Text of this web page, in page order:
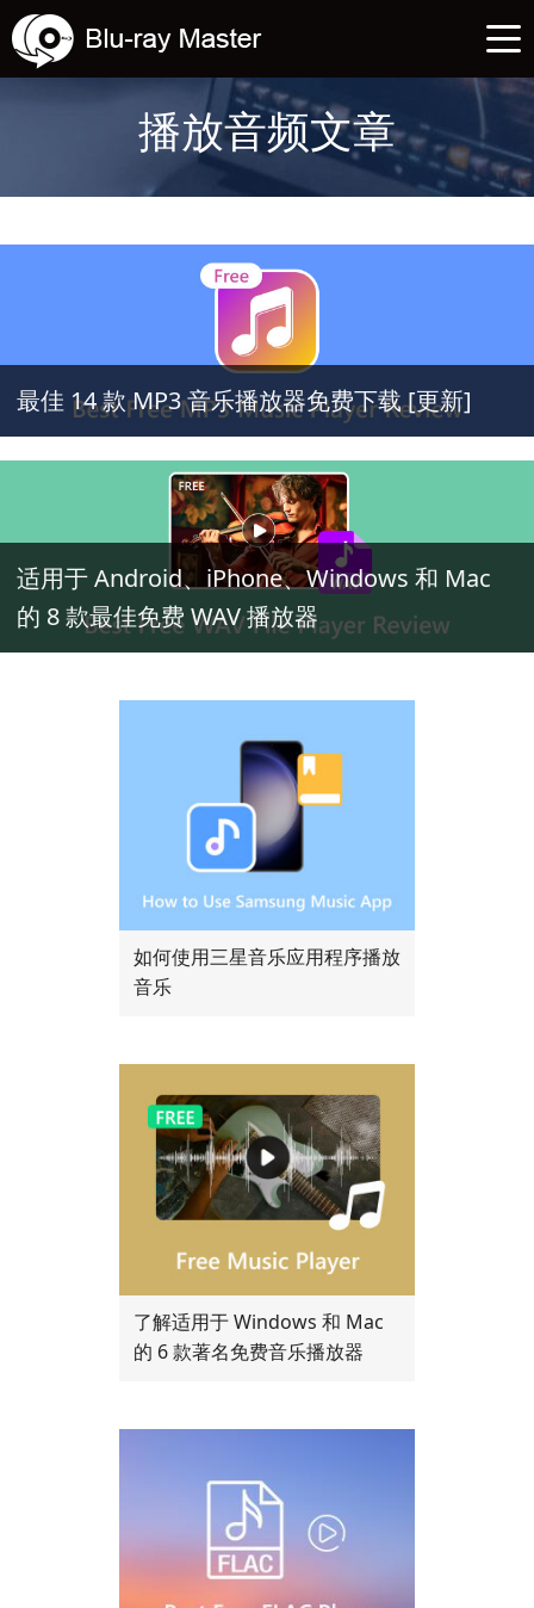
播放音频文章
最佳 14 款 MP3 音乐播放器免费下载 [更新]
适用于 Android、iPhone、Windows 和 Mac
的 8 款最佳免费 WAV 播放器
如何使用三星音乐应用程序播放
音乐
了解适用于 Windows 和 Mac
的 6 款著名免费音乐播放器